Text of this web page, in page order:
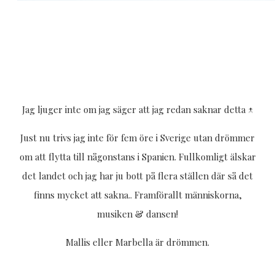
Jag ljuger inte om jag säger att jag redan saknar detta ↑
Just nu trivs jag inte för fem öre i Sverige utan drömmer
om att flytta till någonstans i Spanien. Fullkomligt älskar
det landet och jag har ju bott på flera ställen där så det
finns mycket att sakna.. Framförallt människorna,
musiken & dansen!
Mallis eller Marbella är drömmen.